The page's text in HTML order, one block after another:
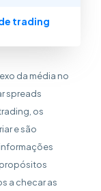
trading
da média no
spreads
os
e são
a checar as